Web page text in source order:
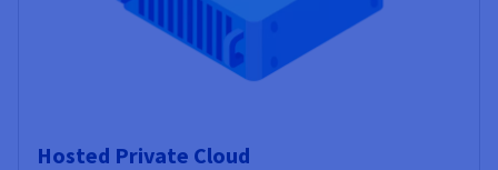
Hosted Private Cloud